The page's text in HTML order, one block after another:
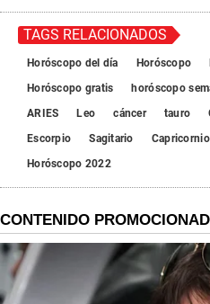
TAGS RELACIONADOS
Horóscopo del día Horóscopo
Horóscopo gratis
horóscopo
ARIES
Leo cáncer tauro
Escorpio
Sagitario Capricornio
Horóscopo 2022